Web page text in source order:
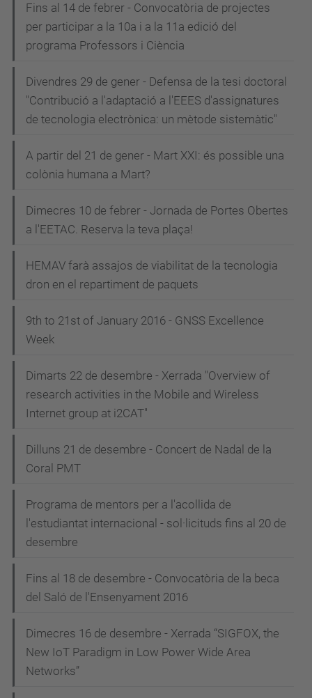
Fins al 14 de febrer - Convocatòria de projectes
per participar a la 10a i a la 11a edició del
programa Professors i Ciència
Divendres 29 de gener - Defensa de la tesi doctoral
"Contribució a l'adaptació a l'EEES d'assignatures
de tecnologia electrònica: un mètode sistemàtic"
A partir del 21 de gener - Mart XXI: és possible una
colònia humana a Mart?
Dimecres 10 de febrer - Jornada de Portes Obertes
a l'EETAC. Reserva la teva plaça!
HEMAV farà assajos de viabilitat de la tecnologia
dron en el repartiment de paquets
9th to 21st of January 2016 - GNSS Excellence
Week
Dimarts 22 de desembre - Xerrada "Overview of
research activities in the Mobile and Wireless
Internet group at i2CAT"
Dilluns 21 de desembre - Concert de Nadal de la
Coral PMT
Programa de mentors per a l'acollida de
l'estudiantat internacional - sol·licituds fins al 20 de
desembre
Fins al 18 de desembre - Convocatòria de la beca
del Saló de l'Ensenyament 2016
Dimecres 16 de desembre - Xerrada “SIGFOX, the
New IoT Paradigm in Low Power Wide Area
Networks”